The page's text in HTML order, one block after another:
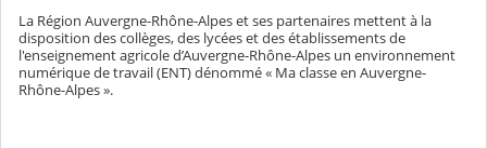
La Région Auvergne-Rhône-Alpes et ses partenaires mettent à la
disposition des collèges, des lycées et des établissements de
l'enseignement agricole d’Auvergne-Rhône-Alpes un environnement
numérique de travail (ENT) dénommé « Ma classe en Auvergne-
Rhône-Alpes ».